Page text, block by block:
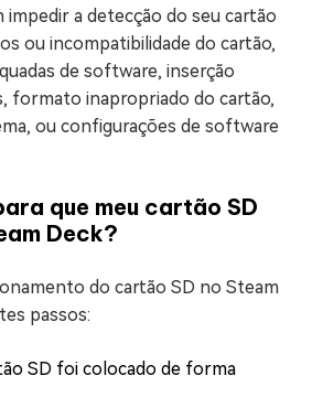
impedir a detecção do seu cartão
ou incompatibilidade do cartão,
de software, inserção
formato inapropriado do cartão,
ou configurações de software
que meu cartão SD
Deck?
do cartão SD no Steam
passos:
SD foi colocado de forma